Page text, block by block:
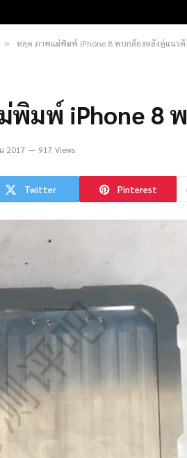
» หลุด ภาพแม่พิมพ์ iPhone 8 พบกล้องหลังคู่แนวตั้
มพ์ iPhone 8
2017 917 Views
Twitter Pinterest